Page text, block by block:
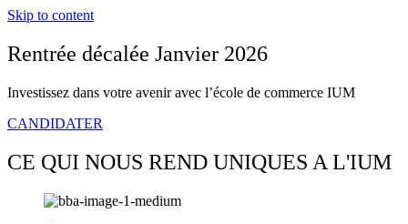
Skip to content
Rentrée décalée Janvier 2026
Investissez dans votre avenir avec l’école de commerce IUM
CANDIDATER
CE QUI NOUS REND UNIQUES A L'IUM